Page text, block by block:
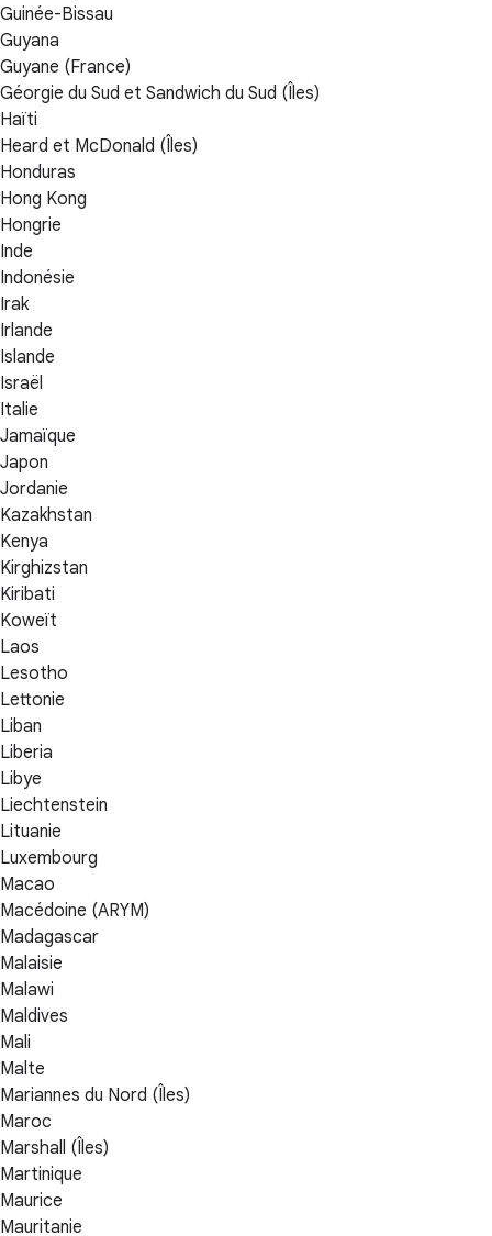
Guinée-Bissau
Guyana
Guyane (France)
Géorgie du Sud et Sandwich du Sud (Îles)
Haïti
Heard et McDonald (Îles)
Honduras
Hong Kong
Hongrie
Inde
Indonésie
Irak
Irlande
Islande
Israël
Italie
Jamaïque
Japon
Jordanie
Kazakhstan
Kenya
Kirghizstan
Kiribati
Koweït
Laos
Lesotho
Lettonie
Liban
Liberia
Libye
Liechtenstein
Lituanie
Luxembourg
Macao
Macédoine (ARYM)
Madagascar
Malaisie
Malawi
Maldives
Mali
Malte
Mariannes du Nord (Îles)
Maroc
Marshall (Îles)
Martinique
Maurice
Mauritanie